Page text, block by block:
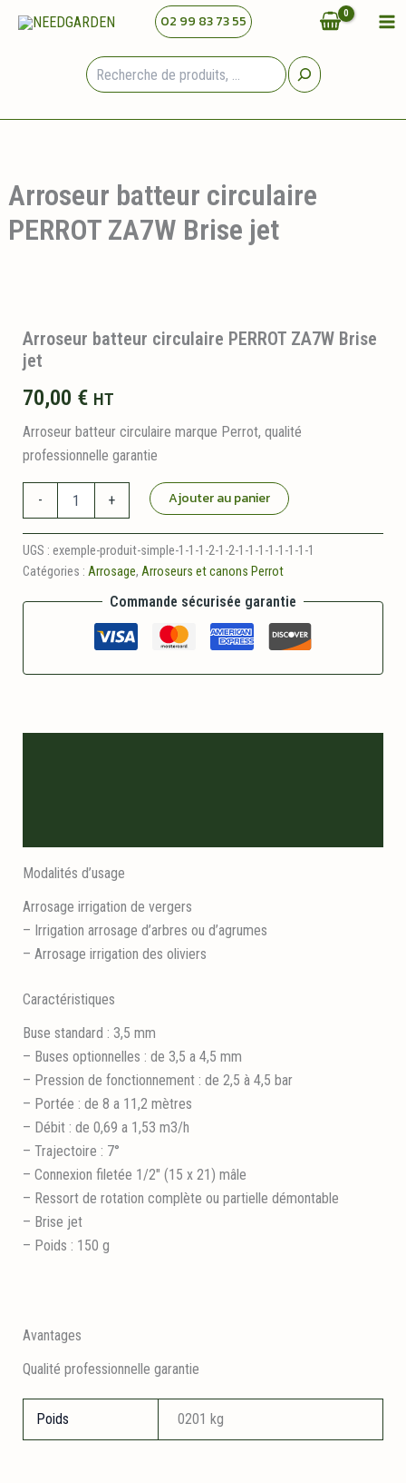
02 99 83 73 55
Arroseur batteur circulaire
PERROT ZA7W Brise jet
Arroseur batteur circulaire PERROT ZA7W Brise
jet
70,00 € HT
Arroseur batteur circulaire marque Perrot, qualité
professionnelle garantie
-
batteur
circulaire
PERROT
ZA7W
+ Ajouter au panier
UGS : exemple-produit-simple-1-1-1-2-1-2-1-1-1-1-1-1-1-1
Catégories : Arrosage, Arroseurs et canons Perrot
Commande sécurisée garantie
Modalités d’usage
Arrosage irrigation de vergers
– Irrigation arrosage d’arbres ou d’agrumes
– Arrosage irrigation des oliviers
Caractéristiques
Buse standard : 3,5 mm
– Buses optionnelles : de 3,5 a 4,5 mm
– Pression de fonctionnement : de 2,5 à 4,5 bar
– Portée : de 8 a 11,2 mètres
– Débit : de 0,69 a 1,53 m3/h
– Trajectoire : 7°
– Connexion filetée 1/2″ (15 x 21) mâle
– Ressort de rotation complète ou partielle démontable
– Brise jet
– Poids : 150 g
Avantages
Qualité professionnelle garantie
Poids 0201 kg